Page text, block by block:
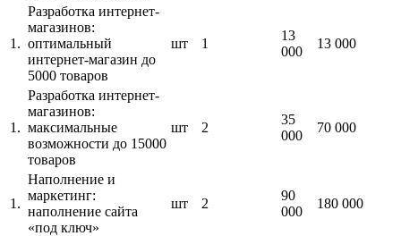
1.
Разработка интернет-
магазинов:
оптимальный
интернет-магазин до
5000 товаров
шт 1
13
000
13 000
1.
Разработка интернет-
магазинов:
максимальные
возможности до 15000
товаров
шт 2
35
000
70 000
1.
Наполнение и
маркетинг:
наполнение сайта
«под ключ»
шт 2
90
000
180 000